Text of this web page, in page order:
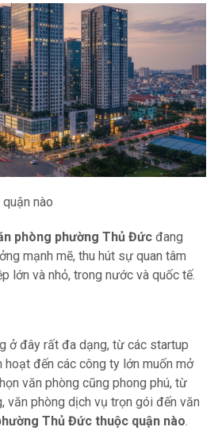
nào
phòng phường Thủ Đức đang
mạnh mẽ, thu hút sự quan tâm
lớn và nhỏ, trong nước và quốc tế.
ở đây rất đa dạng, từ các startup
hoạt đến các công ty lớn muốn mở
văn phòng cũng phong phú, từ
văn phòng dịch vụ trọn gói đến văn
Thủ Đức thuộc quận nào.